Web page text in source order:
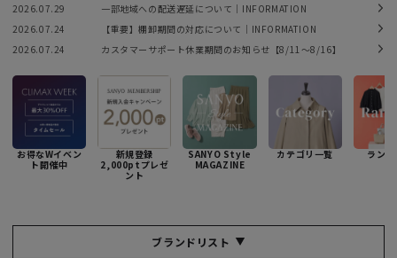
2026.07.29
一部地域への配送遅延について｜INFORMATION
2026.07.24
【重要】棚卸期間の対応について｜INFORMATION
2026.07.24
カスタマーサポート休業期間のお知らせ【8/11〜8/16】
お得なWイベン
ト開催中
新規登録
2,000ptプレゼ
ント
SANYO Style
MAGAZINE
カテゴリ一覧 ラン
ブランドリスト